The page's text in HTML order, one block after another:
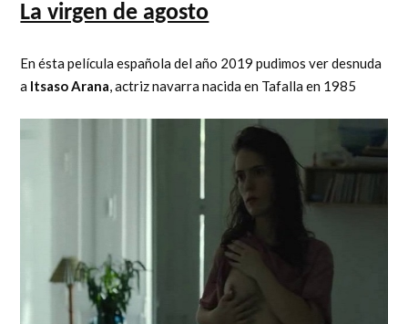
La virgen de agosto
En ésta película española del año 2019 pudimos ver desnuda
a Itsaso Arana, actriz navarra nacida en Tafalla en 1985